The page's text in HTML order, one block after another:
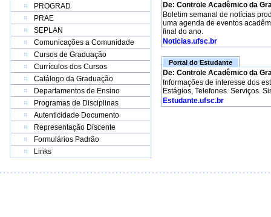
PROGRAD
PRAE
SEPLAN
Comunicações a Comunidade
Cursos de Graduação
Currículos dos Cursos
Catálogo da Graduação
Departamentos de Ensino
Programas de Disciplinas
Autenticidade Documento
Representação Discente
Formulários Padrão
Links
De: Controle Acadêmico da
Boletim semanal de notícias
uma agenda de eventos
final do ano.
Noticias.ufsc.br
Portal do Estudante
De: Controle Acadêmico da
Informações de interesse dos
Estágios, Telefones. Serviços.
Estudante.ufsc.br